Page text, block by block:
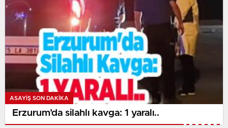
ASAYİŞ SON DAKİKA
Erzurum’da silahlı kavga: 1 yaralı..